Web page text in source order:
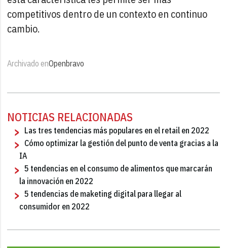
competitivos dentro de un contexto en continuo
cambio.
Archivado enOpenbravo
NOTICIAS RELACIONADAS
Las tres tendencias más populares en el retail en 2022
Cómo optimizar la gestión del punto de venta gracias a la
IA
5 tendencias en el consumo de alimentos que marcarán
la innovación en 2022
5 tendencias de maketing digital para llegar al
consumidor en 2022